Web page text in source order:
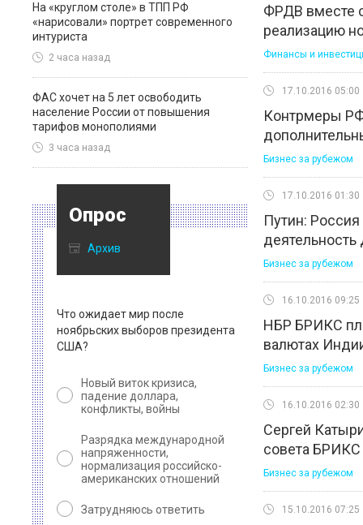
На «круглом столе» в ТПП РФ
«нарисовали» портрет современного
интуриста
2 часа назад
ФАС хочет на 5 лет освободить
население России от повышения
тарифов монополиями
3 часа назад
Опрос
Архив
Что ожидает мир после
ноябрьских выборов президента
США?
Новый виток кризиса,
падение доллара,
конфликты, войны
Разрядка международной
напряженности,
нормализация российско-
американских отношений
Затрудняюсь ответить
ФРДВ вместе
реализацию
Финансы и
17.10.2016 05:00
Контрмеры
Бизнес за рубежом
17.10.2016 01:30
Путин:
Бизнес за рубежом
16.10.2016 09:25
НБР БРИКС
валютах
Бизнес за рубежом
16.10.2016 02:30
Сергей
совета БРИКС
Бизнес за рубежом
15.10.2016 07:25